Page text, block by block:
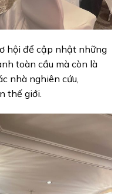
hội để cập nhật những
toàn cầu mà còn là
nhà nghiên cứu,
thế giới.